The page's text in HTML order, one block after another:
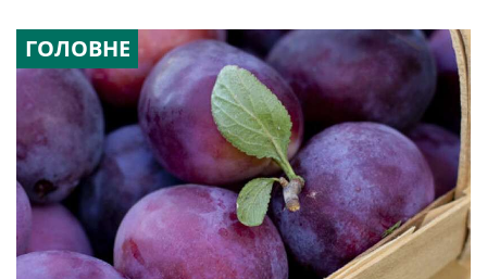
ГОЛОВНЕ